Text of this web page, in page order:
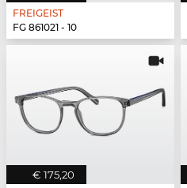
FREIGEIST
FG 861021 - 10
€ 175,20